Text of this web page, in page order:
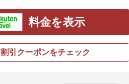
料金を表示
割引クーポンをチェック